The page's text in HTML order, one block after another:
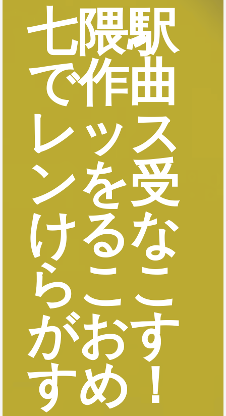
七隈駅
で作曲
レッス
ンを受
けるな
らここ
がおす
すめ！